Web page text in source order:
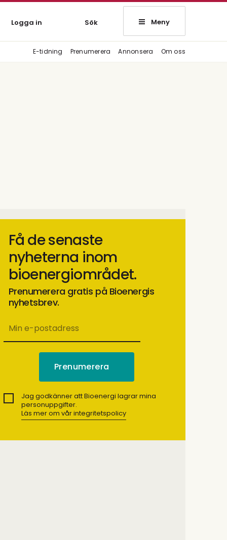
Logga in Sök Meny
E-tidning Prenumerera Annonsera Om oss
Få de senaste
nyheterna inom
bioenergiområdet.
Prenumerera gratis på Bioenergis
nyhetsbrev.
Jag godkänner att Bioenergi lagrar mina
personuppgifter.
Läs mer om vår integritetspolicy